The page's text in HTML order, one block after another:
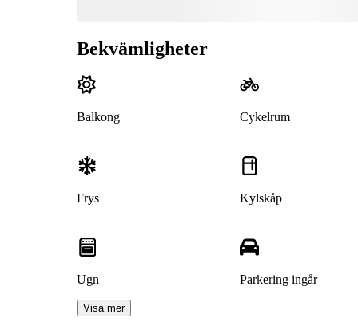
Bekvämligheter
Balkong Cykelrum
Frys Kylskåp
Ugn Parkering ingår
Visa mer